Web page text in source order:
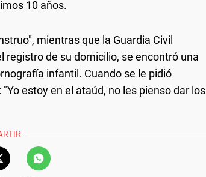
10 años.
mientras que la Guardia Civil
de su domicilio, se encontró una
infantil. Cuando se le pidió
estoy en el ataúd, no les pienso dar los